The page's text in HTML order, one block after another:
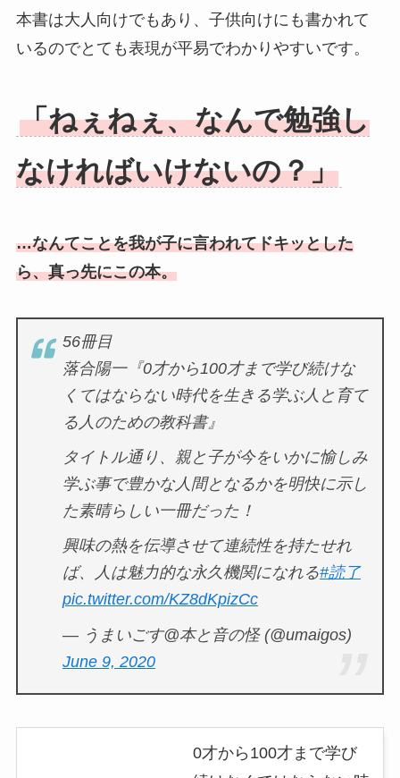
本書は大人向けでもあり、子供向けにも書かれて
いるのでとても表現が平易でわかりやすいです。
「ねぇねぇ、なんで勉強し
なければいけないの？」
…なんてことを我が子に言われてドキッとした
ら、真っ先にこの本。
56冊目
落合陽一『0才から100才まで学び続けな
くてはならない時代を生きる学ぶ人と育て
る人のための教科書』
タイトル通り、親と子が今をいかに愉しみ
学ぶ事で豊かな人間となるかを明快に示し
た素晴らしい一冊だった！
興味の熱を伝導させて連続性を持たせれ
ば、人は魅力的な永久機関になれる#読了
pic.twitter.com/KZ8dKpizCc
— うまいごす@本と音の怪 (@umaigos)
June 9, 2020
0才から100才まで学び